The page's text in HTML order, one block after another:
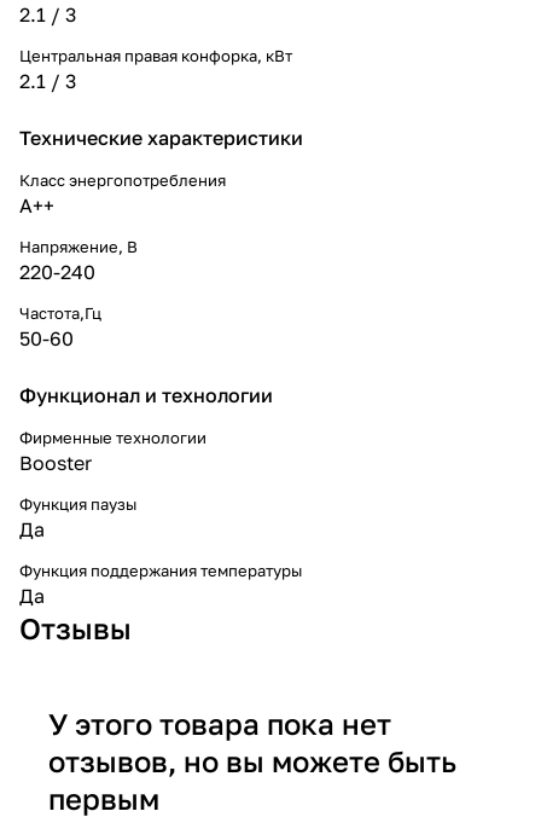
2.1 / 3
Центральная правая конфорка, кВт
2.1 / 3
Технические характеристики
Класс энергопотребления
A++
Напряжение, В
220-240
Частота,Гц
50-60
Функционал и технологии
Фирменные технологии
Booster
Функция паузы
Да
Функция поддержания температуры
Да
Отзывы
У этого товара пока нет
отзывов, но вы можете быть
первым